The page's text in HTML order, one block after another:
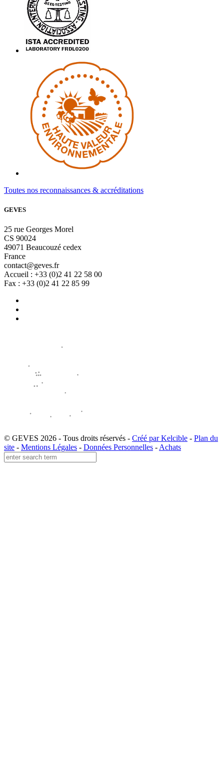
Toutes nos reconnaissances & accréditations
GEVES
25 rue Georges Morel
CS 90024
49071 Beaucouzé cedex
France
contact@geves.fr
Accueil : +33 (0)2 41 22 58 00
Fax : +33 (0)2 41 22 85 99
© GEVES 2026 - Tous droits réservés - Créé par Kelcible - Plan du
site - Mentions Légales - Données Personnelles - Achats